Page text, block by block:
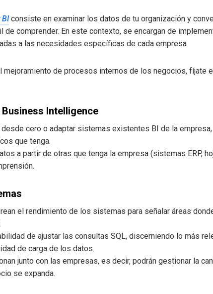
BIconsiste en examinar los datos de tu organización y
comprender. En este contexto, se encargan de
a las necesidades específicas de cada empresa.
mejoramiento de procesos internos de los negocios, fíjate
Intelligence
cero o adaptar sistemas existentes BI de la empresa,
que tenga.
a partir de otras que tenga la empresa (sistemas ERP,
el rendimiento de los sistemas para señalar áreas
de ajustar las consultas SQL, discerniendo lo más
de carga de los datos.
junto con las empresas, es decir, podrán gestionar la
se expanda.